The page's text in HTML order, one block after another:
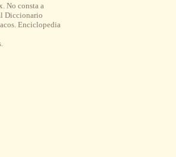
No consta a
Diccionario
Enciclopedia